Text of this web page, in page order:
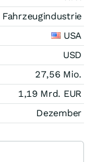
Fahrzeugindustrie
USA
USD
27,56 Mio.
1,19 Mrd. EUR
Dezember